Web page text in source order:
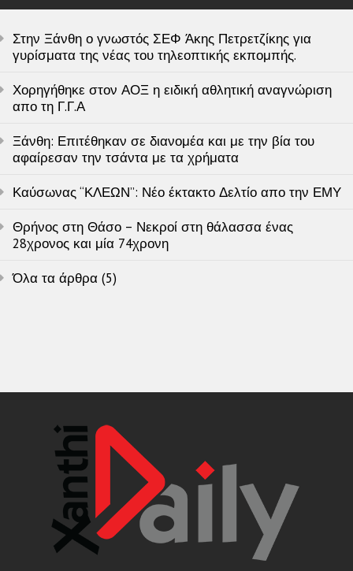
Στην Ξάνθη ο γνωστός ΣΕΦ Άκης Πετρετζίκης για
γυρίσματα της νέας του τηλεοπτικής εκπομπής.
Χορηγήθηκε στον ΑΟΞ η ειδική αθλητική αναγνώριση
απο τη Γ.Γ.Α
Ξάνθη: Επιτέθηκαν σε διανομέα και με την βία του
αφαίρεσαν την τσάντα με τα χρήματα
Καύσωνας “ΚΛΕΩΝ”: Νέο έκτακτο Δελτίο απο την ΕΜΥ
Θρήνος στη Θάσο – Νεκροί στη θάλασσα ένας
28χρονος και μία 74χρονη
Όλα τα άρθρα (5)